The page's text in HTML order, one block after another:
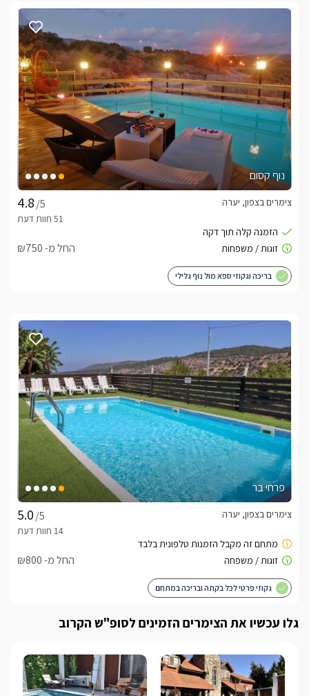
ארוחות
ארוחת הבוקר מוגשת בשפע ובאהבה, הארוחה מגוונת וטעימה
(בתוספת תשלום).
חשוב לדעת
לציבור הדתי:*בית הכנסת נמצא בקרבת המתחם.*ניתן לקבל מיים
** השימוש בבריכה אך ורק באחריות ההורים בלבד ובזמן שימוש
*במתחם החורש אנו שמים דגש על פרטיות האורחים- ולכן אין
מראש מול בעל המתחם.
לצפייה באטרקציות ומסעדות בקרבת החורש - אירוח
נוף קסום
/5
צימרים בצפון, יערה
החל מ- ₪750
בריכה וגקוזי ספא מול נוף גלילי
פרחי בר
/5
צימרים בצפון, יערה
החל מ- ₪800
גקוזי פרטי לכל בקתה ובריכה במתחם
גלו עכשיו את הצימרים הזמינים לסופ"ש הקרוב